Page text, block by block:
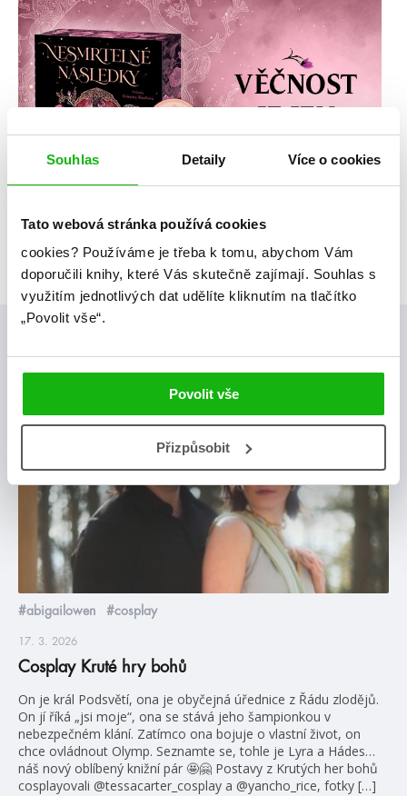
Souhlas Detaily Více o cookies
Tato webová stránka používá cookies
cookies? Používáme je třeba k tomu, abychom Vám
doporučili knihy, které Vás skutečně zajímají. Souhlas s
využitím jednotlivých dat udělíte kliknutím na tlačítko
„Povolit vše“.
Povolit vše
Přizpůsobit
#abigailowen #cosplay
17. 3. 2026
Cosplay Kruté hry bohů
On je král Podsvětí, ona je obyčejná úřednice z Řádu zlodějů.
On jí říká „jsi moje“, ona se stává jeho šampionkou v
nebezpečném klání. Zatímco ona bojuje o vlastní život, on
chce ovládnout Olymp. Seznamte se, tohle je Lyra a Hádes…
náš nový oblíbený knižní pár 🤩🤗 Postavy z Krutých her bohů
cosplayovali @tessacarter_cosplay a @yancho_rice, fotky […]